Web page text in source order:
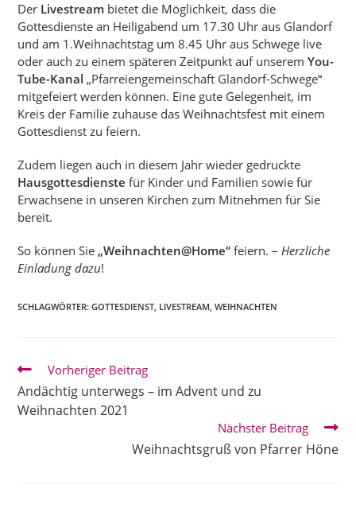
Der Livestream bietet die Möglichkeit, dass die
Gottesdienste an Heiligabend um 17.30 Uhr aus Glandorf
und am 1.Weihnachtstag um 8.45 Uhr aus Schwege live
oder auch zu einem späteren Zeitpunkt auf unseremYou-
Tube-Kanal„Pfarreiengemeinschaft Glandorf-Schwege“
mitgefeiert werden können. Eine gute Gelegenheit, im
Kreis der Familie zuhause das Weihnachtsfest mit einem
Gottesdienst zu feiern.
Zudem liegen auch in diesem Jahr wieder gedruckte
Hausgottesdienste für Kinder und Familien sowie für
Erwachsene in unseren Kirchen zum Mitnehmen für Sie
bereit.
So können Sie„Weihnachten@Home“feiern. –Herzliche
Einladung dazu!
SCHLAGWÖRTER:GOTTESDIENST, LIVESTREAM, WEIHNACHTEN
Weitere
Artikel
ansehen
Vorheriger Beitrag
Andächtig unterwegs – im Advent und zu
Weihnachten 2021
Nächster Beitrag
Weihnachtsgruß von Pfarrer Höne